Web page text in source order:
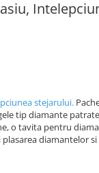
stejarului.
tip diamante
o tavita pentru
diamantelor